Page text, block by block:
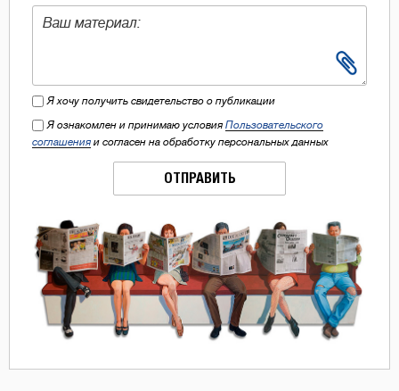
Я хочу получить свидетельство о публикации
Я ознакомлен и принимаю условия Пользовательского
соглашения и согласен на обработку персональных данных
ОТПРАВИТЬ